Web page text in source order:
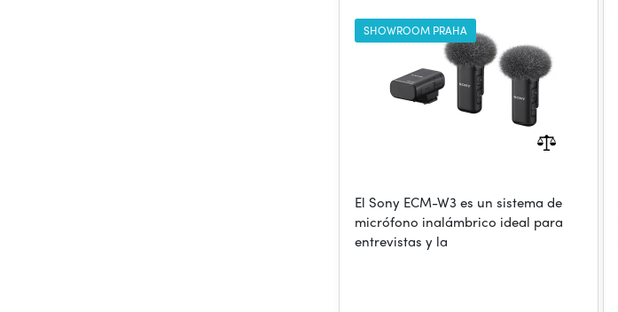
SHOWROOM PRAHA
El Sony ECM-W3 es un sistema de
micrófono inalámbrico ideal para
entrevistas y la